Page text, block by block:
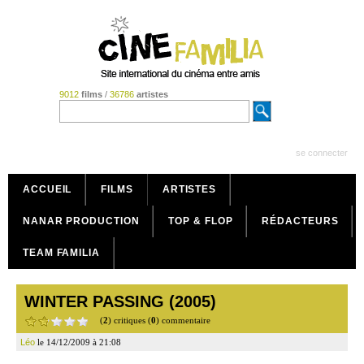
9012 films/ 36786 artistes
se connecter
ACCUEIL FILMS ARTISTES
NANAR PRODUCTION TOP & FLOP RÉDACTEURS
TEAM FAMILIA
WINTER PASSING (2005)
(2) critiques (0) commentaire
Léo le 14/12/2009 à 21:08